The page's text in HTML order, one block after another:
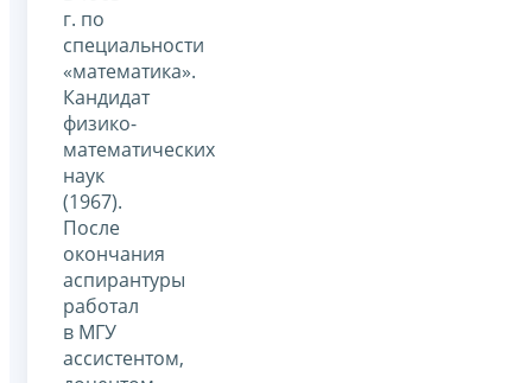
г. по
специальности
«математика».
Кандидат
физико-
математических
наук
(1967).
После
окончания
аспирантуры
работал
в МГУ
ассистентом,